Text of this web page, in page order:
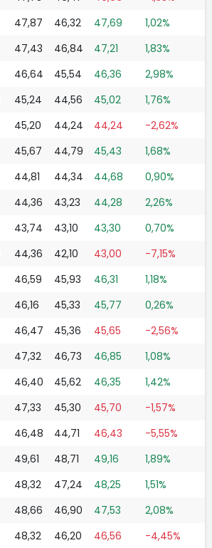
47,87 46,32 47,69
1,02%
47,43 46,84 47,21
1,83%
46,64 45,54 46,36
2,98%
45,24 44,56 45,02
1,76%
45,20 44,24 44,24
-2,62%
45,67 44,79 45,43
1,68%
44,81 44,34 44,68
0,90%
44,36 43,23 44,28
2,26%
43,74 43,10 43,30
0,70%
44,36 42,10 43,00
-7,15%
46,59 45,93 46,31
1,18%
46,16 45,33 45,77
0,26%
46,47 45,36 45,65
-2,56%
47,32 46,73 46,85
1,08%
46,40 45,62 46,35
1,42%
47,33 45,30 45,70
-1,57%
46,48 44,71 46,43
-5,55%
49,61 48,71 49,16
1,89%
48,32 47,24 48,25
1,51%
48,66 46,90 47,53
2,08%
48,32 46,20 46,56
-4,45%